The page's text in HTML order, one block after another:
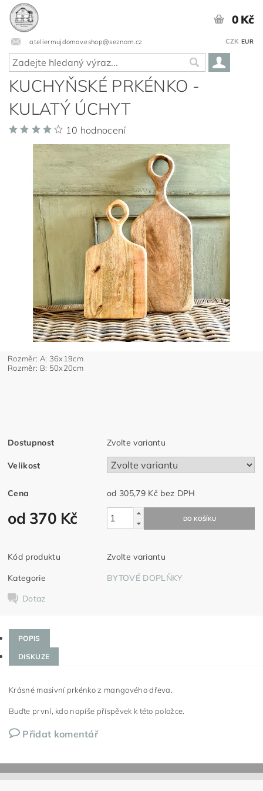
ateliermujdomov.eshop@seznam.cz CZK EUR
0 Kč
KUCHYŇSKÉ PRKÉNKO -
KULATÝ ÚCHYT
10 hodnocení
Rozměr: A: 36x19cm
Rozměr: B: 50x20cm
Dostupnost Zvolte variantu
Velikost
Cena od 305,79 Kč bez DPH
od 370 Kč
Kód produktu
Zvolte variantu
Kategorie
BYTOVÉ DOPLŇKY
Dotaz
POPIS
DISKUZE
Krásné masivní prkénko z mangového dřeva.
Buďte první, kdo napíše příspěvek k této položce.
Přidat komentář